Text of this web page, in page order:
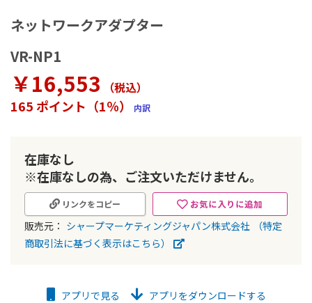
ネットワークアダプター
VR-NP1
￥16,553 （税込）
165 ポイント（1％） 内訳
在庫なし
※在庫なしの為、ご注文いただけません。
お気に入りに追加
リンクをコピー
販売元： シャープマーケティングジャパン株式会社
（特定
商取引法に基づく表示はこちら）
メ
ー
ギ
ャ
ラ
リ
ー
初
動
す
る
アプリで見る アプリをダウンロードする